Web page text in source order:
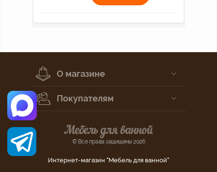
О магазине
Покупателям
© Все права защищены 2026
Интернет-магазин "Мебель для ванной"